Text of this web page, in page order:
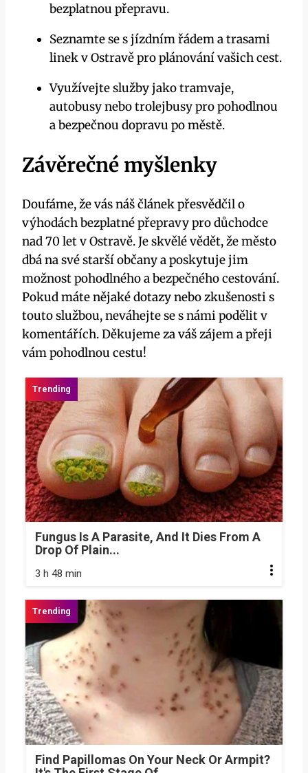
bezplatnou přepravu.
Seznamte se s jízdním řádem a trasami
linek v Ostravě pro plánování vašich cest.
Využívejte služby jako tramvaje,
autobusy nebo trolejbusy pro pohodlnou
a bezpečnou dopravu po městě.
Závěrečné myšlenky
Doufáme, že vás náš článek přesvědčil o
výhodách bezplatné přepravy pro důchodce
nad 70 let v Ostravě. Je skvělé vědět, že město
dbá na své starší občany a poskytuje jim
možnost pohodlného a bezpečného cestování.
Pokud máte nějaké dotazy nebo zkušenosti s
touto službou, neváhejte se s námi podělit v
komentářích. Děkujeme za váš zájem a přeji
vám pohodlnou cestu!
Fungus Is A Parasite, And It Dies From A
Drop Of Plain...
3 h 48 min
Find Papillomas On Your Neck Or Armpit?